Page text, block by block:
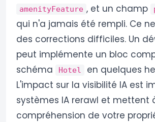
amenityFeature , et un champ
qui n'a jamais été rempli. Ce
des corrections difficiles. Un
peut implémente un bloc
schéma
Hotel
en quelques
L'impact sur la visibilité IA est
systèmes IA rerawl et mettent
compréhension de votre